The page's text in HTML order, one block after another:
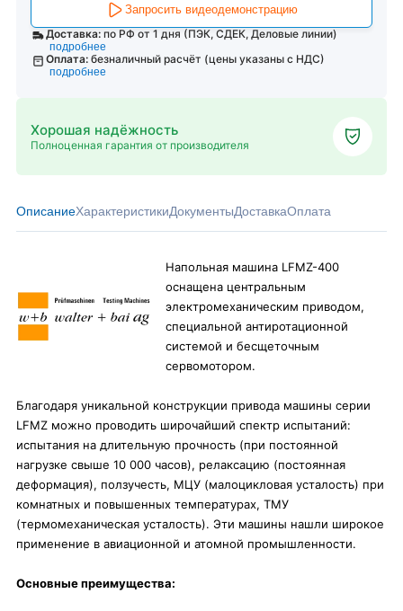
Запросить видеодемонстрацию
Доставка: по РФ от 1 дня (ПЭК, СДЕК, Деловые линии)
подробнее
Оплата: безналичный расчёт (цены указаны с НДС)
подробнее
Хорошая надёжность
Полноценная гарантия от производителя
ОписаниеХарактеристикиДокументыДоставкаОплата
Напольная машина LFMZ-400
оснащена центральным
электромеханическим приводом,
специальной антиротационной
системой и бесщеточным
сервомотором.
Благодаря уникальной конструкции привода машины серии
LFMZ можно проводить широчайший спектр испытаний:
испытания на длительную прочность (при постоянной
нагрузке свыше 10 000 часов), релаксацию (постоянная
деформация), ползучесть, МЦУ (малоцикловая усталость) при
комнатных и повышенных температурах, ТМУ
(термомеханическая усталость). Эти машины нашли широкое
применение в авиационной и атомной промышленности.
Основные преимущества: